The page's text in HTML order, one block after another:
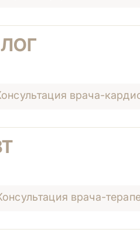
врача-
врача-